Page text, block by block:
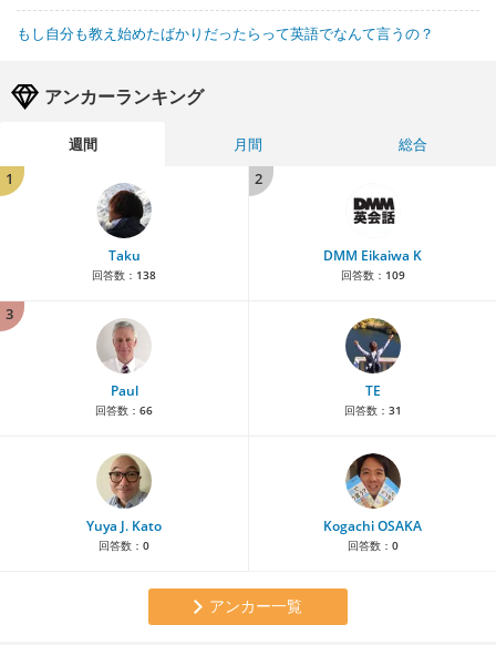
もし自分も教え始めたばかりだったらって英語でなんて言うの？
アンカーランキング
週間 月間
総合
1
Taku
回答数： 138
2
DMM Eikaiwa K
回答数： 109
3
Paul
回答数： 66
TE
回答数： 31
Yuya J. Kato
回答数： 0
Kogachi OSAKA
回答数： 0
アンカー一覧